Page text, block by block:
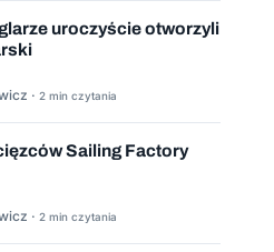
uroczyście otworzyli
· 2 min czytania
Sailing Factory
· 2 min czytania